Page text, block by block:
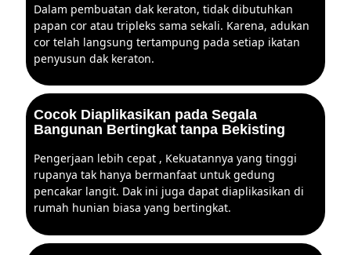
Dalam pembuatan dak keraton, tidak dibutuhkan
papan cor atau tripleks sama sekali. Karena, adukan
cor telah langsung tertampung pada setiap ikatan
penyusun dak keraton.
Cocok Diaplikasikan pada Segala
Bangunan Bertingkat tanpa Bekisting
Pengerjaan lebih cepat , Kekuatannya yang tinggi
rupanya tak hanya bermanfaat untuk gedung
pencakar langit. Dak ini juga dapat diaplikasikan di
rumah hunian biasa yang bertingkat.